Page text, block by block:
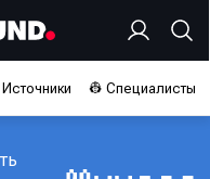
👷 Специалисты